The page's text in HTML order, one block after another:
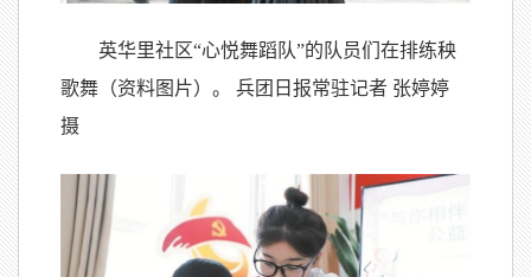
英华里社区“心悦舞蹈队”的队员们在排练秧
歌舞（资料图片）。 兵团日报常驻记者 张婷婷
摄